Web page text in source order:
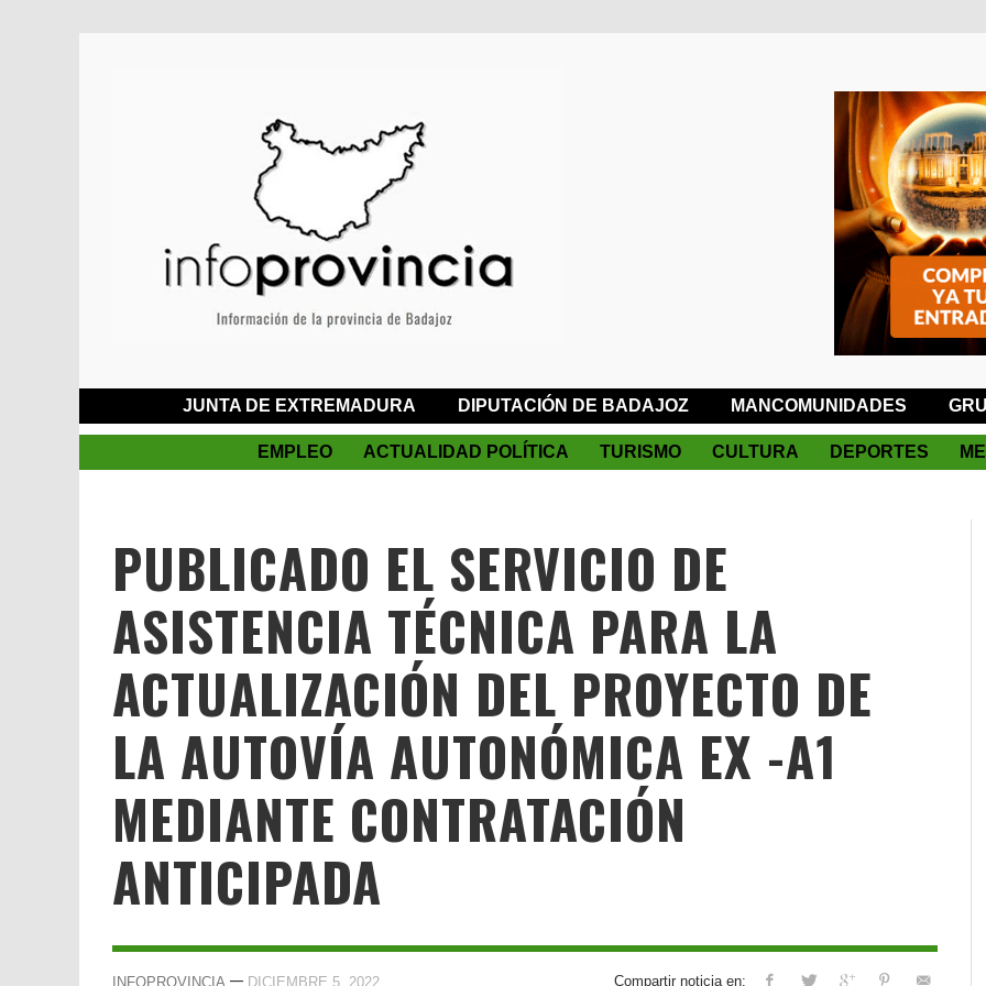
JUNTA DE EXTREMADURA DIPUTACIÓN DE BADAJOZ MANCOMUNIDADES
EMPLEO ACTUALIDAD POLÍTICA TURISMO CULTURA DEPORTES
PUBLICADO EL SERVICIO DE
ASISTENCIA TÉCNICA PARA LA
ACTUALIZACIÓN DEL PROYECTO DE
LA AUTOVÍA AUTONÓMICA EX -A1
MEDIANTE CONTRATACIÓN
ANTICIPADA
Compartir noticia en:
INFOPROVINCIA — DICIEMBRE 5, 2022